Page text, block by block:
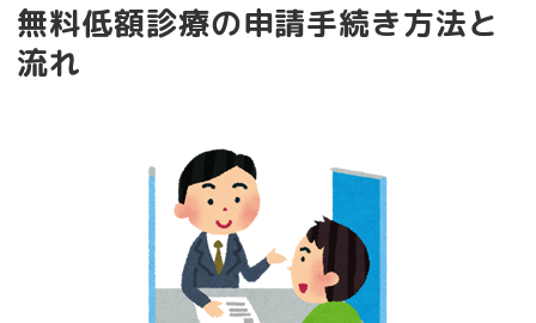
無料低額診療の申請手続き方法と
流れ